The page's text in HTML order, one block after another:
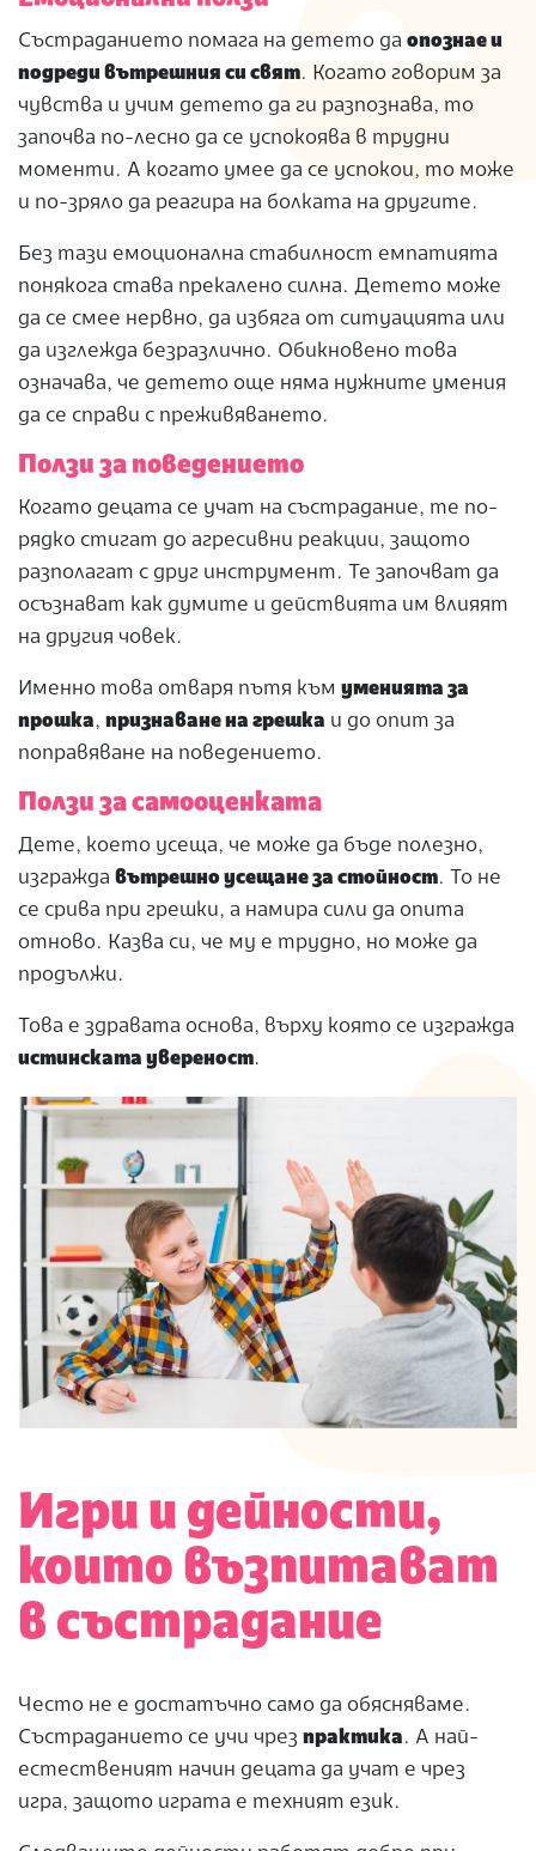
Състраданието помага на детето да опознае и
подреди вътрешния си свят. Когато говорим за
чувства и учим детето да ги разпознава, то
започва по-лесно да се успокоява в трудни
моменти. А когато умее да се успокои, то може
и по-зряло да реагира на болката на другите.
Без тази емоционална стабилност емпатията
понякога става прекалено силна. Детето може
да се смее нервно, да избяга от ситуацията или
да изглежда безразлично. Обикновено това
означава, че детето още няма нужните умения
да се справи с преживяването.
Ползи за поведението
Когато децата се учат на състрадание, те по-
рядко стигат до агресивни реакции, защото
разполагат с друг инструмент. Те започват да
осъзнават как думите и действията им влияят
на другия човек.
Именно това отваря пътя към уменията за
прошка, признаване на грешка и до опит за
поправяване на поведението.
Ползи за самооценката
Дете, което усеща, че може да бъде полезно,
изгражда вътрешно усещане за стойност. То не
се срива при грешки, а намира сили да опита
отново. Казва си, че му е трудно, но може да
продължи.
Това е здравата основа, върху която се изгражда
истинската увереност.
Игри и дейности,
които възпитават
в състрадание
Често не е достатъчно само да обясняваме.
Състраданието се учи чрез практика. А най-
естественият начин децата да учат е чрез
игра, защото играта е техният език.